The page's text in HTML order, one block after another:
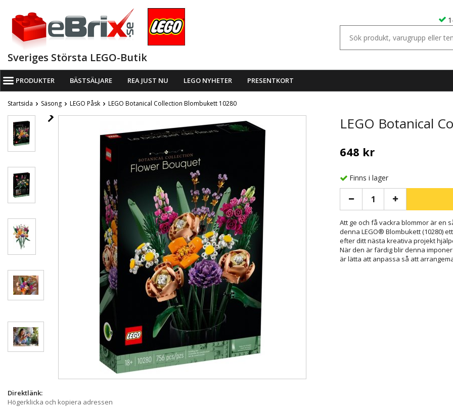
Sveriges Största LEGO-Butik
PRODUKTER BÄSTSÄLJARE REA JUST NU LEGO NYHETER PRESENTKORT
Startsida Säsong LEGO Påsk LEGO Botanical Collection Blombukett 10280
LEGO Botanical
648 kr
Finns i lager
Att ge och få vackra blommor är en
denna LEGO® Blombukett (10280)
efter ditt nästa kreativa projekt
När den är färdig blir denna
är lätta att anpassa så att
Direktlänk:
Högerklicka och kopiera adressen